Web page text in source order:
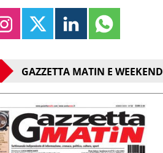
GAZZETTA MATIN E WEEKEND